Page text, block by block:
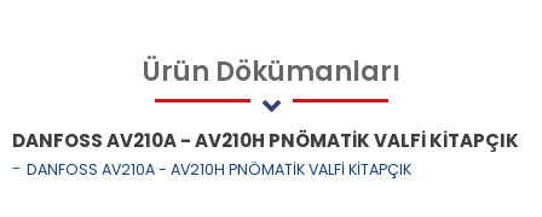
Ürün Dökümanları
DANFOSS AV210A - AV210H PNÖMATİK VALFİ KİTAPÇIK
- DANFOSS AV210A - AV210H PNÖMATİK VALFİ KİTAPÇIK